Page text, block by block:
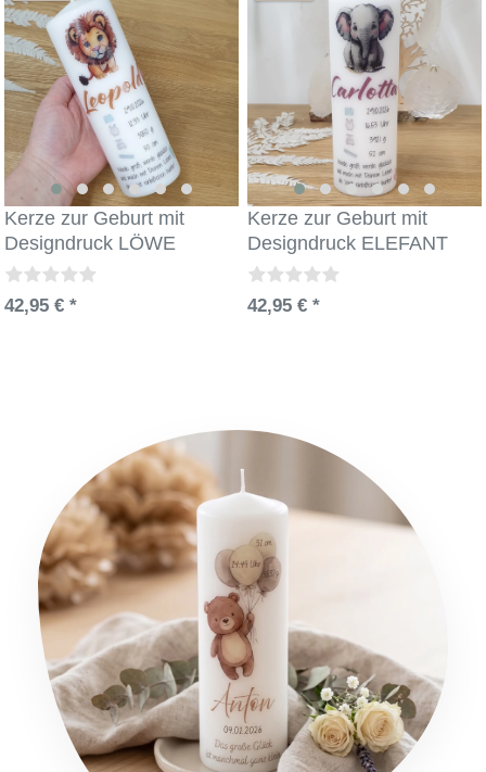
Kerze zur Geburt mit
Designdruck LÖWE
42,95 € *
Kerze zur Geburt mit
Designdruck ELEFANT
42,95 € *